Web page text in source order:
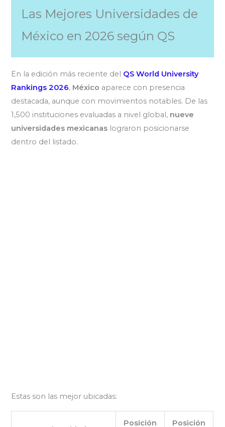
Las Mejores Universidades de
México en 2026 según QS
En la edición más reciente del QS World University
Rankings 2026, México aparece con presencia
destacada, aunque con movimientos notables. De las
1,500 instituciones evaluadas a nivel global, nueve
universidades mexicanas lograron posicionarse
dentro del listado.
Estas son las mejor ubicadas:
Posición Posición